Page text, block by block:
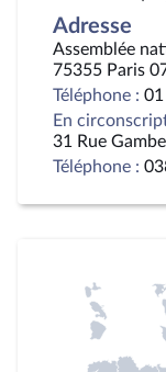
Adresse
Assemblée
75355 Paris
Téléphone :
En
31 Rue
Téléphone :